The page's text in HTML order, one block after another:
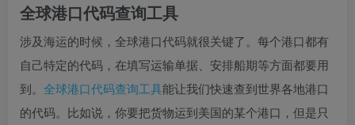
全球港口代码查询工具
涉及海运的时候，全球港口代码就很关键了。每个港口都有
自己特定的代码，在填写运输单据、安排船期等方面都要用
到。 全球港口代码查询工具能让我们快速查到世界各地港口
的代码。比如说，你要把货物运到美国的某个港口，但是只